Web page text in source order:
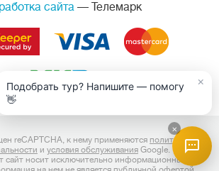
сайта— Телемарк
reCAPTCHA, к нему применяются политика
и условия обслуживания Google.
сайт носит исключительно информационный
×
Подобрать тур? Напишите — помогу
👋
×